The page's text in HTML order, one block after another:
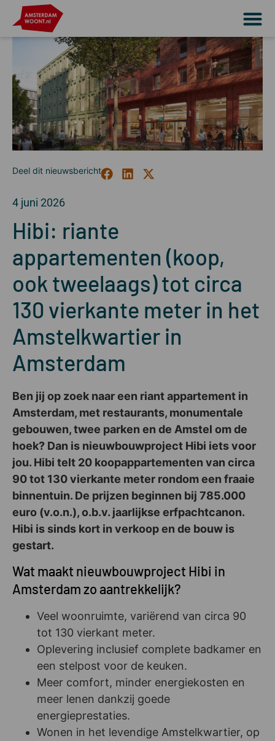
4 juni 2026
Hibi: riante
appartementen (koop,
ook tweelaags) tot circa
130 vierkante meter in het
Amstelkwartier in
Amsterdam
Ben jij op zoek naar een riant appartement in
Amsterdam, met restaurants, monumentale
gebouwen, twee parken en de Amstel om de
hoek? Dan is nieuwbouwproject Hibi iets voor
jou. Hibi telt 20 koopappartementen van circa
90 tot 130 vierkante meter rondom een fraaie
binnentuin. De prijzen beginnen bij 785.000
euro (v.o.n.), o.b.v. jaarlijkse erfpachtcanon.
Hibi is sinds kort in verkoop en de bouw is
gestart.
Wat maakt nieuwbouwproject Hibi in
Amsterdam zo aantrekkelijk?
Veel woonruimte, variërend van circa 90
tot 130 vierkant meter.
Oplevering inclusief complete badkamer en
een stelpost voor de keuken.
Meer comfort, minder energiekosten en
meer lenen dankzij goede
energieprestaties.
Wonen in het levendige Amstelkwartier, op